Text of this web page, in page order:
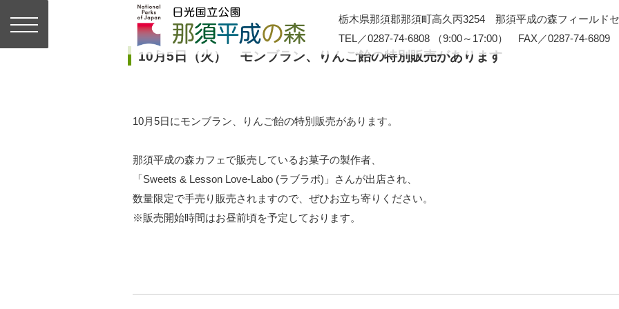
栃木県那須郡那須町高久丙3254 那須平成の森フィールド
TEL／0287-74-6808 （9:00～17:00） FAX／0287-74-6809
10月5日（火） モンブラン、りんご飴の特別販売があります
10月5日にモンブラン、りんご飴の特別販売があります。
那須平成の森カフェで販売しているお菓子の製作者、
「Sweets & Lesson Love-Labo (ラブラボ)」さんが出店され、
数量限定で手売り販売されますので、ぜひお立ち寄りください。
※販売開始時間はお昼前頃を予定しております。